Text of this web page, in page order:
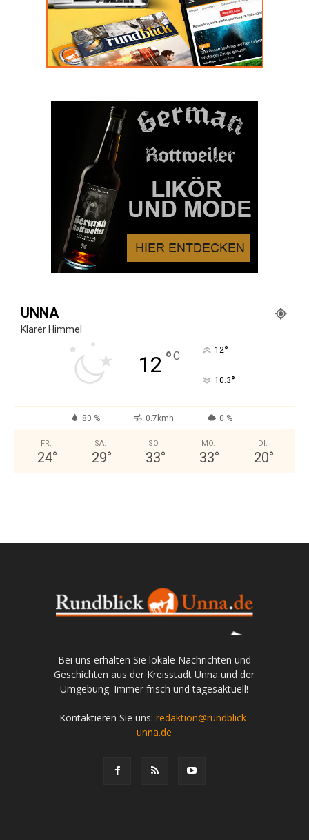
UNNA
Klarer Himmel
12 °C 12°
10.3°
80 % 0.7kmh 0 %
FR.
24°
SA.
29°
SO.
33°
MO.
33°
DI.
20°
Bei uns erhalten Sie lokale Nachrichten und
Geschichten aus der Kreisstadt Unna und der
Umgebung. Immer frisch und tagesaktuell!
Kontaktieren Sie uns: redaktion@rundblick-
unna.de